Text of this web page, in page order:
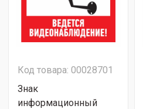
Код товара: 00028701
Знак
информационный